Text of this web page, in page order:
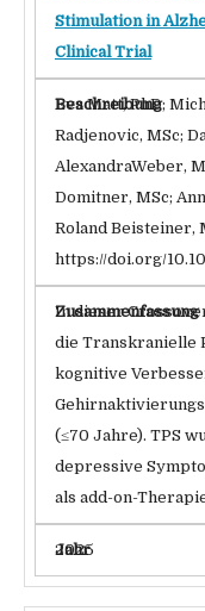
Stimulation in
Clinical Trial
Eva Matt, PhD;
Radjenovic, MSc;
AlexandraWeber,
Domitner, MSc;
Roland Beisteiner,
https://doi.org/
In dieser
die Transkranielle
kognitive
(≤70 Jahre). TPS
depressive
als add-on-
2025